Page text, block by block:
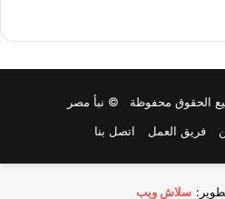
فريق العمل اتصل بنا
سلاش ويب